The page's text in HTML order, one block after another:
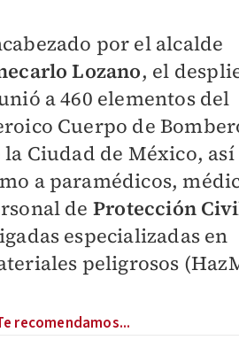
por el alcalde
Lozano, el
a 460 elementos del
Cuerpo de
la Ciudad de México, así
a paramédicos,
de Protección
especializadas en
peligrosos
recomendamos...